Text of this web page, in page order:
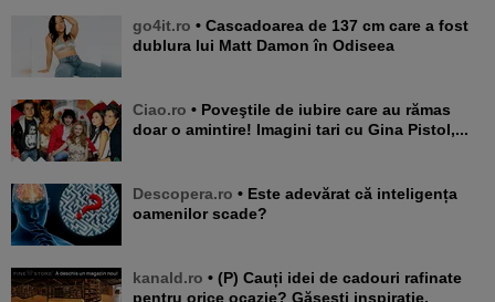
go4it.ro • Cascadoarea de 137 cm care a fost
dublura lui Matt Damon în Odiseea
Ciao.ro • Poveştile de iubire care au rămas
doar o amintire! Imagini tari cu Gina Pistol,...
Descopera.ro • Este adevărat că inteligența
oamenilor scade?
kanald.ro • (P) Cauți idei de cadouri rafinate
pentru orice ocazie? Găsești inspirație,